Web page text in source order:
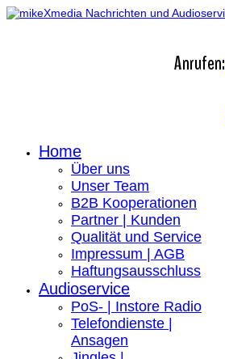
Anrufen:
Home
Über uns
Unser Team
B2B Kooperationen
Partner | Kunden
Qualität und Service
Impressum | AGB
Haftungsausschluss
Audioservice
PoS- | Instore Radio
Telefondienste |
Ansagen